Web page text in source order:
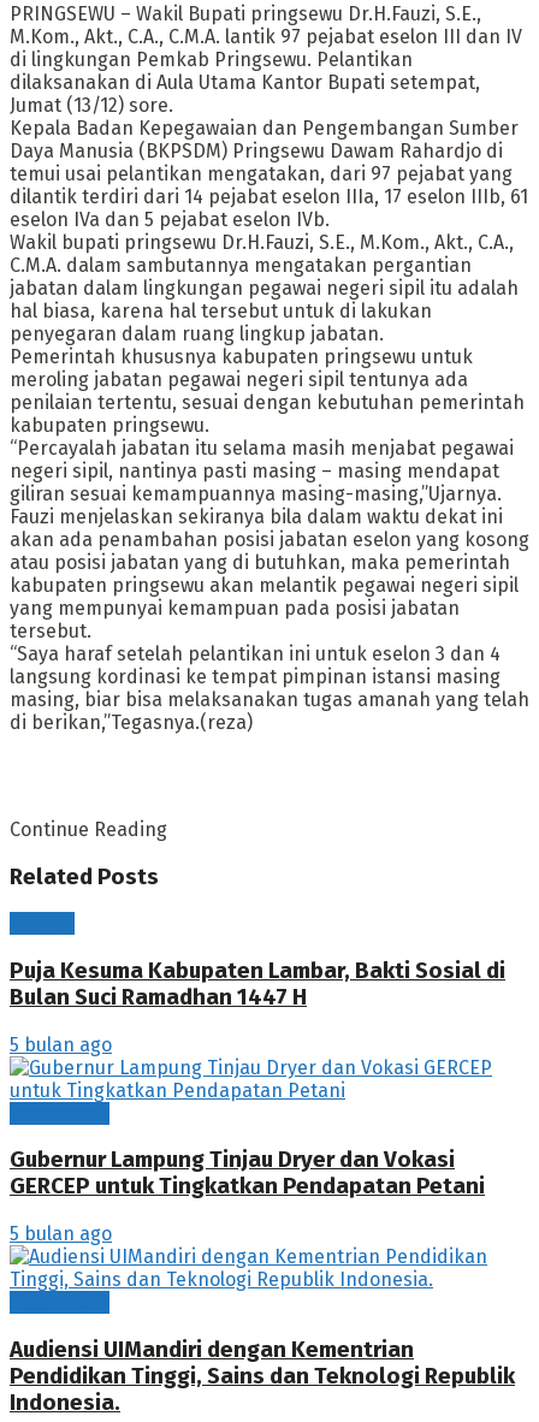
PRINGSEWU – Wakil Bupati pringsewu Dr.H.Fauzi, S.E.,
M.Kom., Akt., C.A., C.M.A. lantik 97 pejabat eselon III dan IV
di lingkungan Pemkab Pringsewu. Pelantikan
dilaksanakan di Aula Utama Kantor Bupati setempat,
Jumat (13/12) sore.
Kepala Badan Kepegawaian dan Pengembangan Sumber
Daya Manusia (BKPSDM) Pringsewu Dawam Rahardjo di
temui usai pelantikan mengatakan, dari 97 pejabat yang
dilantik terdiri dari 14 pejabat eselon IIIa, 17 eselon IIIb, 61
eselon IVa dan 5 pejabat eselon IVb.
Wakil bupati pringsewu Dr.H.Fauzi, S.E., M.Kom., Akt., C.A.,
C.M.A. dalam sambutannya mengatakan pergantian
jabatan dalam lingkungan pegawai negeri sipil itu adalah
hal biasa, karena hal tersebut untuk di lakukan
penyegaran dalam ruang lingkup jabatan.
Pemerintah khususnya kabupaten pringsewu untuk
meroling jabatan pegawai negeri sipil tentunya ada
penilaian tertentu, sesuai dengan kebutuhan pemerintah
kabupaten pringsewu.
“Percayalah jabatan itu selama masih menjabat pegawai
negeri sipil, nantinya pasti masing – masing mendapat
giliran sesuai kemampuannya masing-masing,”Ujarnya.
Fauzi menjelaskan sekiranya bila dalam waktu dekat ini
akan ada penambahan posisi jabatan eselon yang kosong
atau posisi jabatan yang di butuhkan, maka pemerintah
kabupaten pringsewu akan melantik pegawai negeri sipil
yang mempunyai kemampuan pada posisi jabatan
tersebut.
“Saya haraf setelah pelantikan ini untuk eselon 3 dan 4
langsung kordinasi ke tempat pimpinan istansi masing
masing, biar bisa melaksanakan tugas amanah yang telah
di berikan,”Tegasnya.(reza)
Continue Reading
Related Posts
Puja Kesuma Kabupaten Lambar, Bakti Sosial di
Bulan Suci Ramadhan 1447 H
5 bulan ago
Gubernur Lampung Tinjau Dryer dan Vokasi
GERCEP untuk Tingkatkan Pendapatan Petani
5 bulan ago
Audiensi UIMandiri dengan Kementrian
Pendidikan Tinggi, Sains dan Teknologi Republik
Indonesia.